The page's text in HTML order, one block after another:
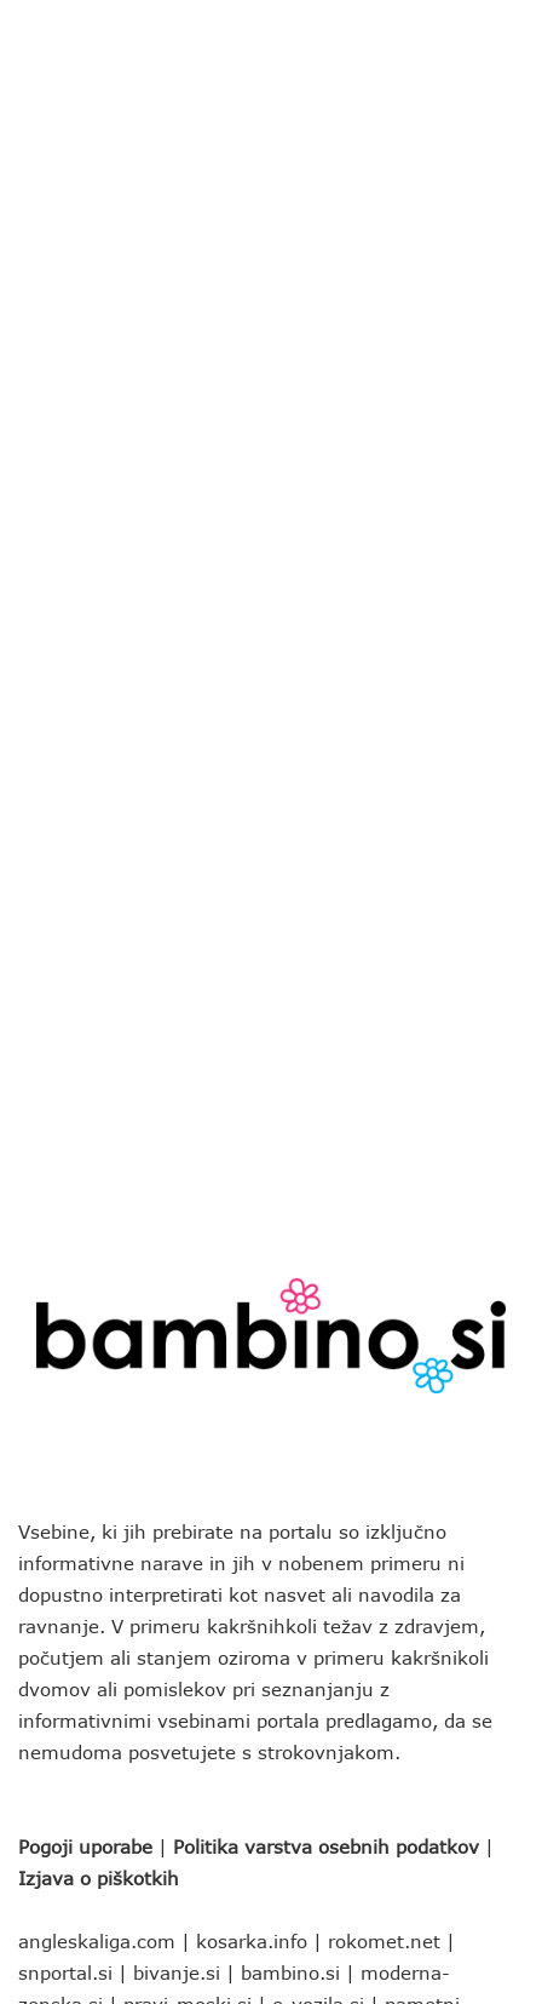
Vsebine, ki jih prebirate na portalu so izključno
informativne narave in jih v nobenem primeru ni
dopustno interpretirati kot nasvet ali navodila za
ravnanje. V primeru kakršnihkoli težav z zdravjem,
počutjem ali stanjem oziroma v primeru kakršnikoli
dvomov ali pomislekov pri seznanjanju z
informativnimi vsebinami portala predlagamo, da se
nemudoma posvetujete s strokovnjakom.
Pogoji uporabe | Politika varstva osebnih podatkov |
Izjava o piškotkih
angleskaliga.com | kosarka.info | rokomet.net |
snportal.si | bivanje.si | bambino.si | moderna-